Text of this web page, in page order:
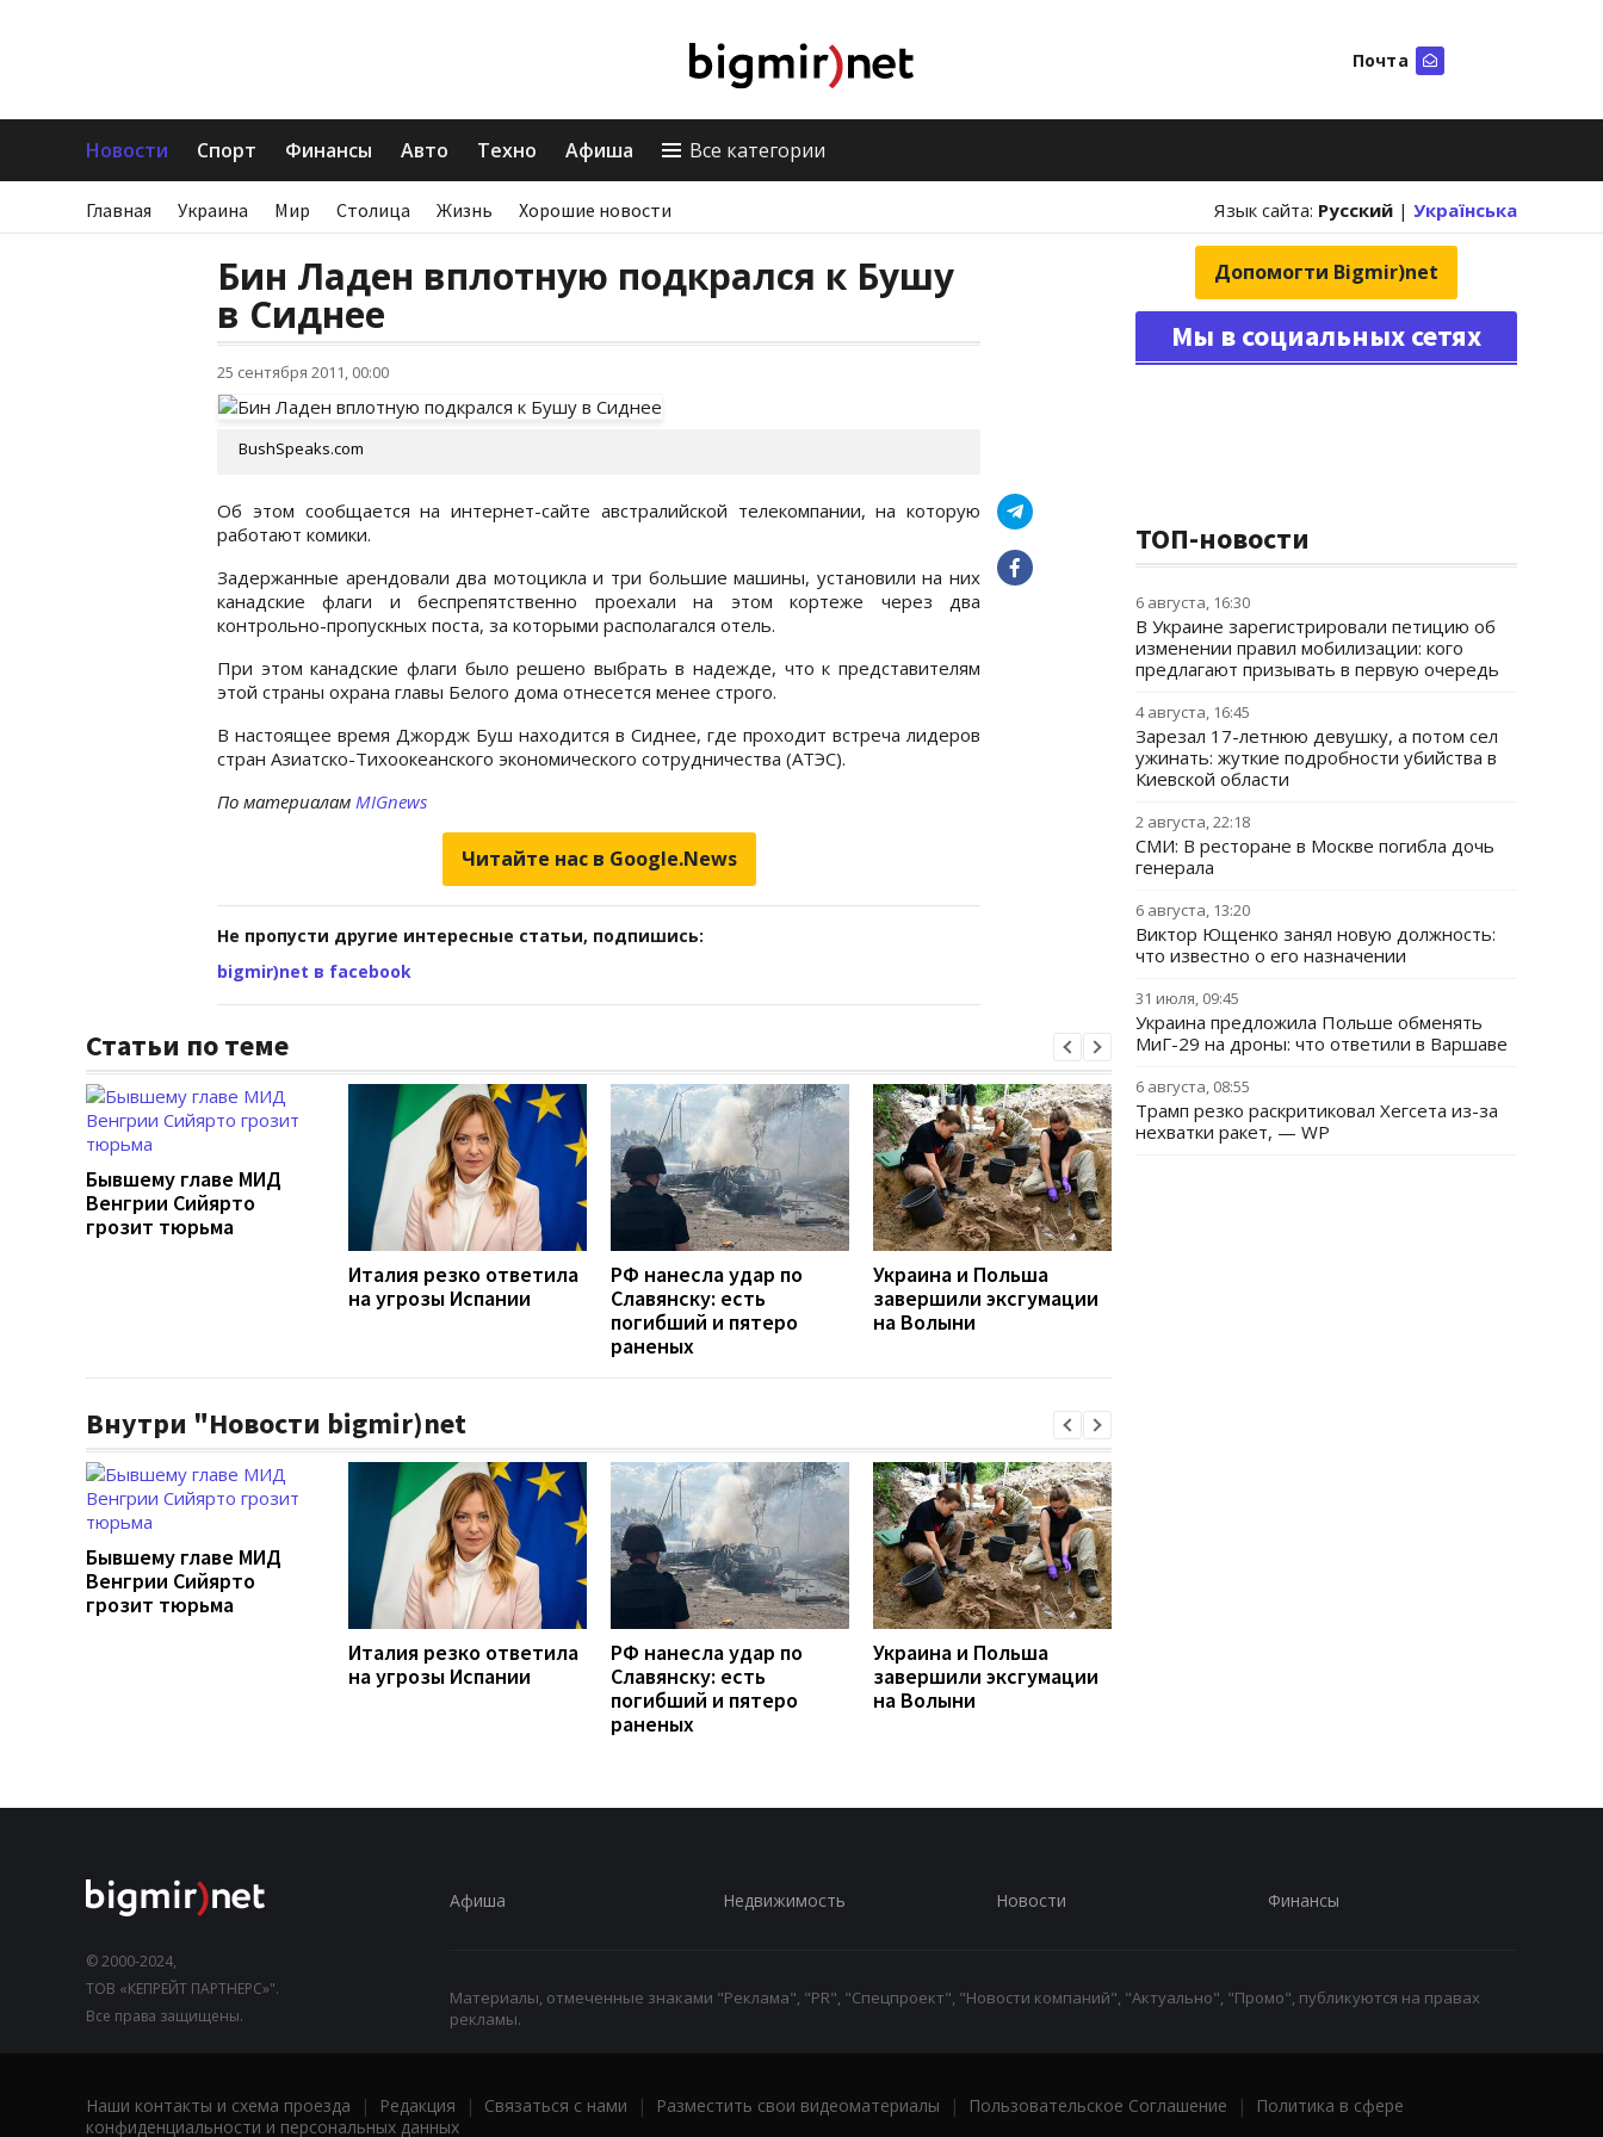
Почта
Новости Спорт Финансы Авто Техно Афиша Все категории
Главная Украина Мир Столица Жизнь Хорошие новости Язык сайта: Русский | Українська
Бин Ладен вплотную подкрался к Бушу
в Сиднее
25 сентября 2011, 00:00
BushSpeaks.com
Об этом сообщается на интернет-сайте австралийской телекомпании, на которую
работают комики.
Задержанные арендовали два мотоцикла и три большие машины, установили на них
канадские флаги и беспрепятственно проехали на этом кортеже через два
контрольно-пропускных поста, за которыми располагался отель.
При этом канадские флаги было решено выбрать в надежде, что к представителям
этой страны охрана главы Белого дома отнесется менее строго.
В настоящее время Джордж Буш находится в Сиднее, где проходит встреча лидеров
стран Азиатско-Тихоокеанского экономического сотрудничества (АТЭС).
По материалам MIGnews
Читайте нас в Google.News
Не пропусти другие интересные статьи, подпишись:
bigmir)net в facebook
Статьи по теме
Бывшему главе МИД
Венгрии Сийярто
грозит тюрьма
Италия резко ответила
на угрозы Испании
РФ нанесла удар по
Славянску: есть
погибший и пятеро
раненых
Украина и Польша
завершили эксгумации
на Волыни
Внутри "Новости bigmir)net
Бывшему главе МИД
Венгрии Сийярто
грозит тюрьма
Италия резко ответила
на угрозы Испании
РФ нанесла удар по
Славянску: есть
погибший и пятеро
раненых
Украина и Польша
завершили эксгумации
на Волыни
Допомогти Bigmir)net
Мы в социальных сетях
ТОП-новости
6 августа, 16:30
В Украине зарегистрировали петицию об
изменении правил мобилизации: кого
предлагают призывать в первую очередь
4 августа, 16:45
Зарезал 17-летнюю девушку, а потом сел
ужинать: жуткие подробности убийства в
Киевской области
2 августа, 22:18
СМИ: В ресторане в Москве погибла дочь
генерала
6 августа, 13:20
Виктор Ющенко занял новую должность:
что известно о его назначении
31 июля, 09:45
Украина предложила Польше обменять
МиГ-29 на дроны: что ответили в Варшаве
6 августа, 08:55
Трамп резко раскритиковал Хегсета из-за
нехватки ракет, — WP
© 2000-2024,
ТОВ «КЕПРЕЙТ ПАРТНЕРС»".
Все права защищены.
Афиша Недвижимость Новости Финансы
Материалы, отмеченные знаками "Реклама", "PR", "Спецпроект", "Новости компаний", "Актуально", "Промо", публикуются на правах
рекламы.
Наши контакты и схема проезда | Редакция | Связаться с нами | Разместить свои видеоматериалы | Пользовательское Соглашение |
Политика в сфере
конфиденциальности и персональных данных